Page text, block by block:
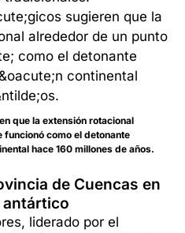
que la extensión rotacional
como el detonante
hace 160 millones de años.
de Cuencas en
antártico
liderado por el